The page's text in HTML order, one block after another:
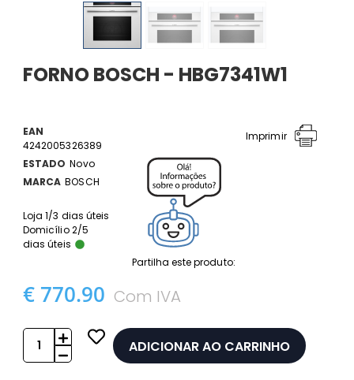
FORNO BOSCH - HBG7341W1
EAN
4242005326389
ESTADO Novo
MARCA BOSCH
Loja 1/3 dias úteis
Domicílio 2/5
dias úteis
Imprimir
Partilha este produto:
€ 770.90 Com IVA
ADICIONAR AO CARRINHO